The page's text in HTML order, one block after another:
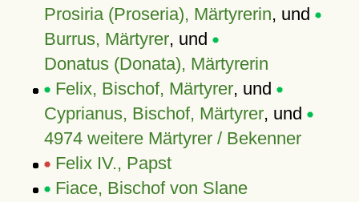
Prosiria (Proseria), Märtyrerin, und
Burrus, Märtyrer, und
Donatus (Donata), Märtyrerin
Felix, Bischof, Märtyrer, und
Cyprianus, Bischof, Märtyrer, und
4974 weitere Märtyrer / Bekenner
Felix IV., Papst
Fiace, Bischof von Slane